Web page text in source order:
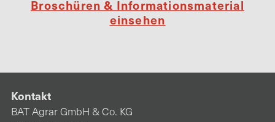
Broschüren & Informationsmaterial
einsehen
Kontakt
BAT Agrar GmbH & Co. KG